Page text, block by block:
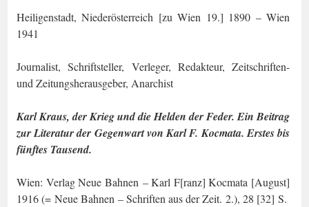
Heiligenstadt, Niederösterreich [zu Wien 19.] 1890 – Wien
1941
Journalist, Schriftsteller, Verleger, Redakteur, Zeitschriften-
und Zeitungsherausgeber, Anarchist
Karl Kraus, der Krieg und die Helden der Feder. Ein Beitrag
zur Literatur der Ge­genwart von Karl F. Kocmata. Erstes bis
fünftes Tausend.
Wien: Verlag Neue Bahnen – Karl F[ranz] Kocmata [August]
1916 (= Neue Bahnen – Schriften aus der Zeit. 2.), 28 [32] S.